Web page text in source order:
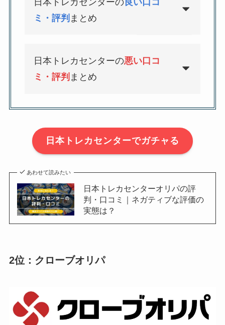
ミ・評判 まとめ
日本トレカセンターの悪い口コ
ミ・評判 まとめ
日本トレカセンターでガチャる
あわせて読みたい
日本トレカセンターオリパの評
判・口コミ｜ネガティブな評価の
実態は？
2位：クローブオリパ